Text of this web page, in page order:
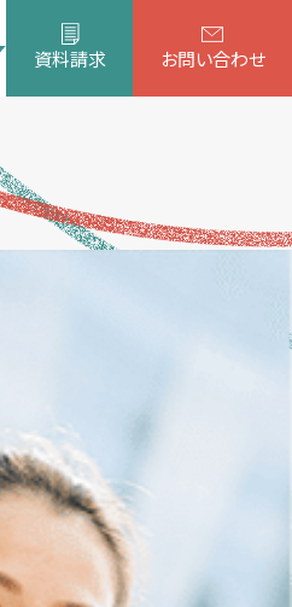
資料請求 お問い合わせ